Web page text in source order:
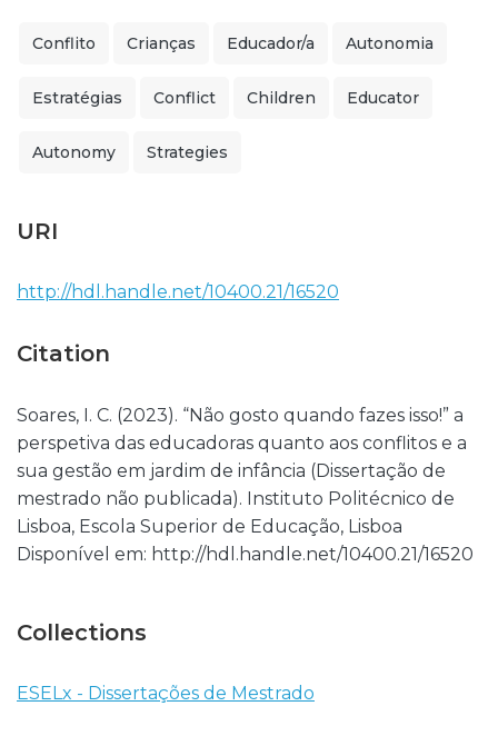
Conflito Crianças Educador/a Autonomia
Estratégias Conflict Children Educator
Autonomy Strategies
URI
http://hdl.handle.net/10400.21/16520
Citation
Soares, I. C. (2023). “Não gosto quando fazes isso!” a
perspetiva das educadoras quanto aos conflitos e a
sua gestão em jardim de infância (Dissertação de
mestrado não publicada). Instituto Politécnico de
Lisboa, Escola Superior de Educação, Lisboa
Disponível em: http://hdl.handle.net/10400.21/16520
Collections
ESELx - Dissertações de Mestrado